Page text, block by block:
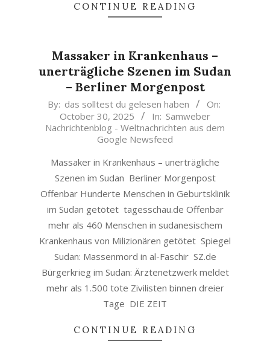
CONTINUE READING
Massaker in Krankenhaus –
unerträgliche Szenen im Sudan
– Berliner Morgenpost
2025-
30
By: das solltest du gelesen haben
On:
October 30, 2025
In: Samweber
Nachrichtenblog - Weltnachrichten aus dem
Google Newsfeed
Massaker in Krankenhaus – unerträgliche
Szenen im Sudan Berliner Morgenpost
Offenbar Hunderte Menschen in Geburtsklinik
im Sudan getötet tagesschau.de Offenbar
mehr als 460 Menschen in sudanesischem
Krankenhaus von Milizionären getötet Spiegel
Sudan: Massenmord in al-Faschir SZ.de
Bürgerkrieg im Sudan: Ärztenetzwerk meldet
mehr als 1.500 tote Zivilisten binnen dreier
Tage DIE ZEIT
CONTINUE READING